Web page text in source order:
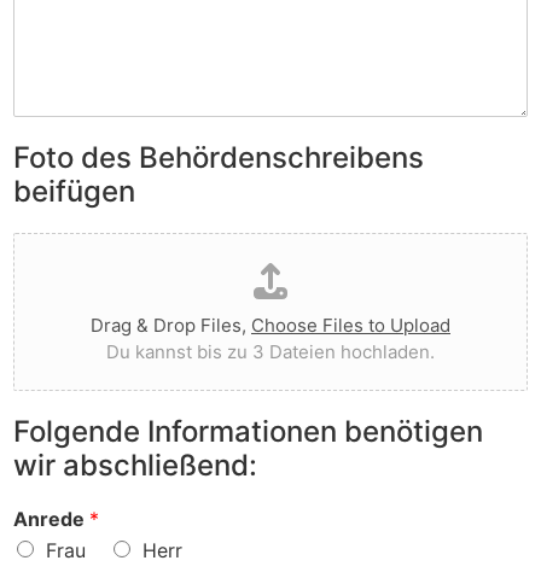
v
o
r
g
e
w
o
r
f
e
n
?
l
i
e
t
I
h
n
e
n
v
o
r
?
e
A
n
e
r
k
u
n
g
e
n
z
u
S
a
c
Foto des Behördenschreibens
beifügen
D
a
t
e
i
h
o
h
l
d
e
n
Drag & Drop Files, Choose Files to Upload
Du kannst bis zu 3 Dateien hochladen.
Folgende Informationen benötigen
wir abschließend:
Anrede *
Frau
Herr